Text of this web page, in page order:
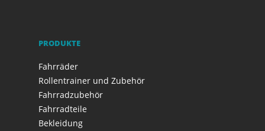
PRODUKTE
Fahrräder
Rollentrainer und Zubehör
Fahrradzubehör
Fahrradteile
Bekleidung